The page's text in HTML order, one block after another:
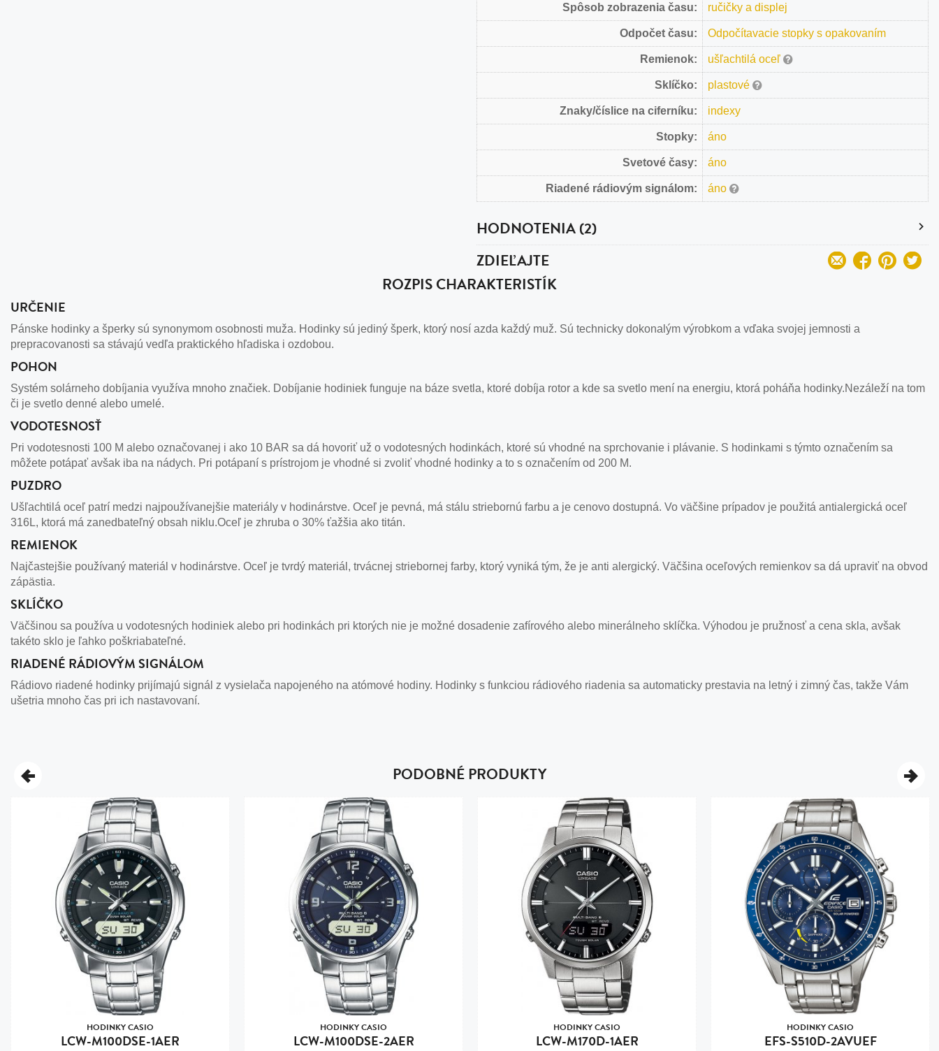
Spôsob zobrazenia času: ručičky a displej
Odpočet času: Odpočítavacie stopky s opakovaním
Remienok: ušľachtilá oceľ
Sklíčko: plastové
Znaky/číslice na ciferníku: indexy
Stopky: áno
Svetové časy: áno
Riadené rádiovým signálom: áno
HODNOTENIA (2)
ZDIEĽAJTE
ROZPIS CHARAKTERISTÍK
URČENIE
Pánske hodinky a šperky sú synonymom osobnosti muža. Hodinky sú jediný šperk, ktorý nosí azda každý muž. Sú technicky dokonalým výrobkom a vďaka svojej jemnosti a
prepracovanosti sa stávajú vedľa praktického hľadiska i ozdobou.
POHON
Systém solárneho dobíjania využíva mnoho značiek. Dobíjanie hodiniek funguje na báze svetla, ktoré dobíja rotor a kde sa svetlo mení na energiu, ktorá poháňa hodinky.Nezáleží na tom
či je svetlo denné alebo umelé.
VODOTESNOSŤ
Pri vodotesnosti 100 M alebo označovanej i ako 10 BAR sa dá hovoriť už o vodotesných hodinkách, ktoré sú vhodné na sprchovanie i plávanie. S hodinkami s týmto označením sa
môžete potápať avšak iba na nádych. Pri potápaní s prístrojom je vhodné si zvoliť vhodné hodinky a to s označením od 200 M.
PUZDRO
Ušľachtilá oceľ patrí medzi najpoužívanejšie materiály v hodinárstve. Oceľ je pevná, má stálu striebornú farbu a je cenovo dostupná. Vo väčšine prípadov je použitá antialergická oceľ
316L, ktorá má zanedbateľný obsah niklu.Oceľ je zhruba o 30% ťažšia ako titán.
REMIENOK
Najčastejšie používaný materiál v hodinárstve. Oceľ je tvrdý materiál, trvácnej striebornej farby, ktorý vyniká tým, že je anti alergický. Väčšina oceľových remienkov sa dá upraviť na obvod
zápästia.
SKLÍČKO
Väčšinou sa používa u vodotesných hodiniek alebo pri hodinkách pri ktorých nie je možné dosadenie zafírového alebo minerálneho sklíčka. Výhodou je pružnosť a cena skla, avšak
takéto sklo je ľahko poškriabateľné.
RIADENÉ RÁDIOVÝM SIGNÁLOM
Rádiovo riadené hodinky prijímajú signál z vysielača napojeného na atómové hodiny. Hodinky s funkciou rádiového riadenia sa automaticky prestavia na letný i zimný čas, takže Vám
ušetria mnoho čas pri ich nastavovaní.
PODOBNÉ PRODUKTY
HODINKY CASIO
LCW-M100DSE-1AER
HODINKY CASIO
LCW-M100DSE-2AER
HODINKY CASIO
LCW-M170D-1AER
HODINKY CASIO
EFS-S510D-2AVUEF